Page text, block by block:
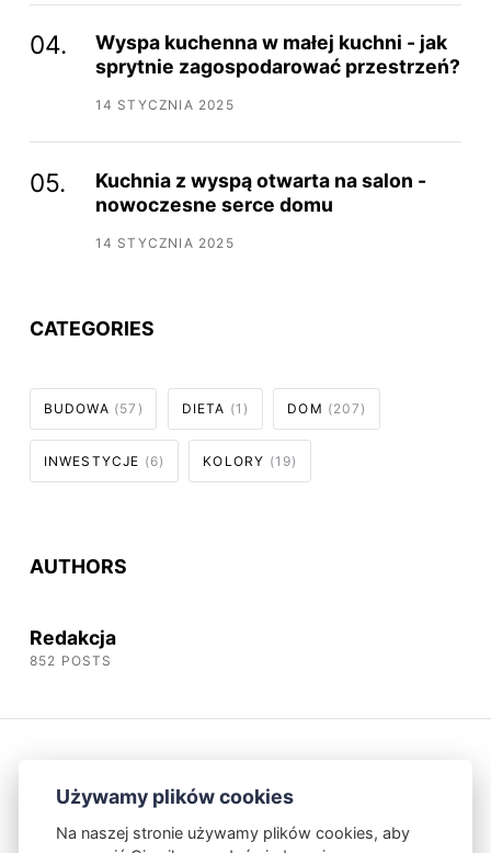
Wyspa kuchenna w małej kuchni - jak
sprytnie zagospodarować przestrzeń?
14 STYCZNIA 2025
Kuchnia z wyspą otwarta na salon -
nowoczesne serce domu
14 STYCZNIA 2025
CATEGORIES
BUDOWA (57) DIETA (1) DOM (207)
INWESTYCJE (6) KOLORY (19)
AUTHORS
Redakcja
852 POSTS
Używamy plików cookies
Na naszej stronie używamy plików cookies, aby